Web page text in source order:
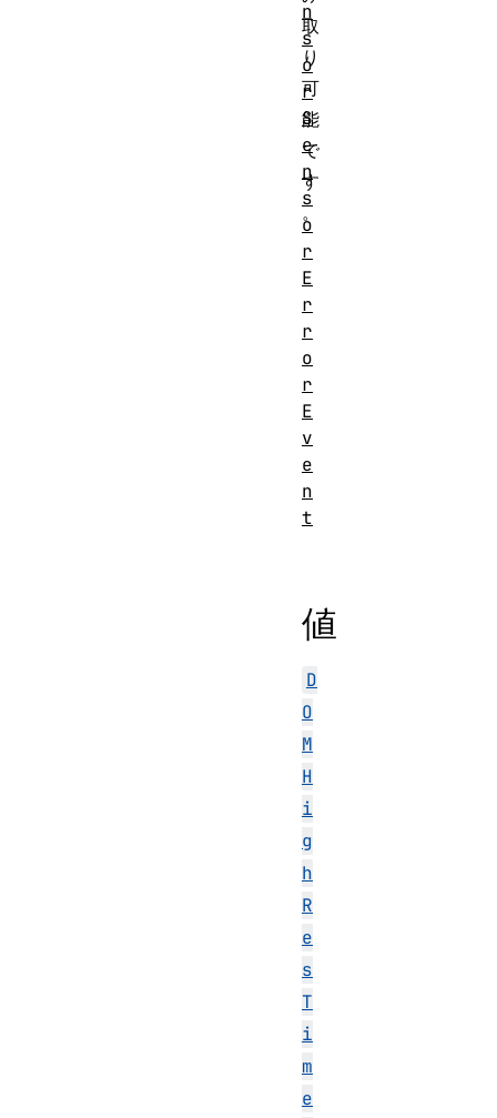
取
り
可
能
で
す
。
値
D
O
M
H
i
g
h
R
e
s
T
i
m
e
n
s
o
r
S
e
n
s
o
r
E
r
r
o
r
E
v
e
n
t